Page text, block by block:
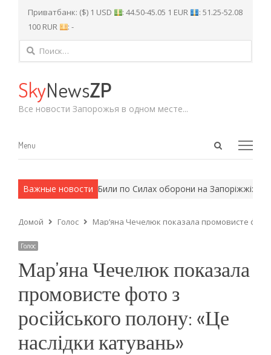
Приватбанк: ($) 1 USD : 44.50-45.05 1 EUR
: 51.25-52.08
100 RUR
: -
Найти:
SkyNewsZP
Все новости Запорожья в одном месте...
Open
Menu
Menu
Важные новости
методы. Били по Силах оборони на Запоріжжі:
Домой Голос Мар’яна Чечелюк показала промовисте фото
Голос
Мар’яна Чечелюк показала
промовисте фото з
російського полону: «Це
наслідки катувань»